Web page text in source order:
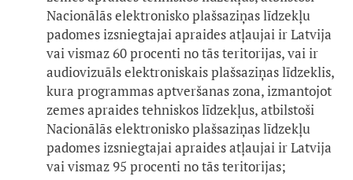
Nacionālās elektronisko plašsaziņas līdzekļu
padomes izsniegtajai apraides atļaujai ir Latvija
vai vismaz 60 procenti no tās teritorijas, vai ir
audiovizuāls elektroniskais plašsaziņas līdzeklis,
kura programmas aptveršanas zona, izmantojot
zemes apraides tehniskos līdzekļus, atbilstoši
Nacionālās elektronisko plašsaziņas līdzekļu
padomes izsniegtajai apraides atļaujai ir Latvija
vai vismaz 95 procenti no tās teritorijas;